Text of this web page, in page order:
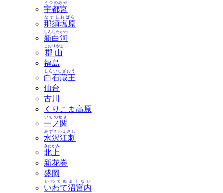
宇都宮
うつのみや
那須塩原
なすしおばら
新白河
しんしらかわ
郡山
こおりやま
福島
白石蔵王
しらいしざおう
仙台
古川
くりこま高原
一ノ関
いちのせき
水沢江刺
みずさわえさし
北上
きたかみ
新花巻
盛岡
いわて沼宮内
いわてぬまくない